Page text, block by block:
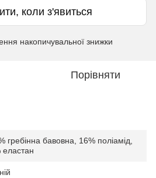
коли з'явиться
накопичувальної знижки
Порівняти
гребінна бавовна, 16% поліамід,
еластан